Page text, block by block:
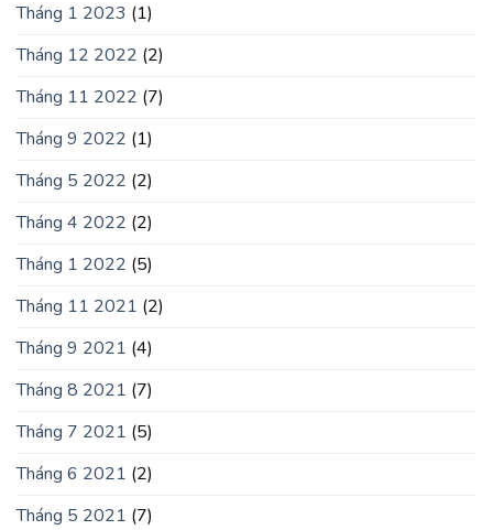
Tháng 1 2023 (1)
Tháng 12 2022 (2)
Tháng 11 2022 (7)
Tháng 9 2022 (1)
Tháng 5 2022 (2)
Tháng 4 2022 (2)
Tháng 1 2022 (5)
Tháng 11 2021 (2)
Tháng 9 2021 (4)
Tháng 8 2021 (7)
Tháng 7 2021 (5)
Tháng 6 2021 (2)
Tháng 5 2021 (7)